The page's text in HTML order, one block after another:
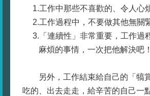
1.工作中那些不喜歡的、令人心
2.工作過程中，不要做其他無關
3.「連續性」非常重要，工作過
麻煩的事情，一次把他解決吧！
另外，工作結束給自己的「犒賞
吃的、出去走走，給辛苦的自己一